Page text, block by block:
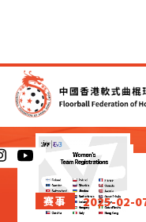
新闻
赛事 2025-02-